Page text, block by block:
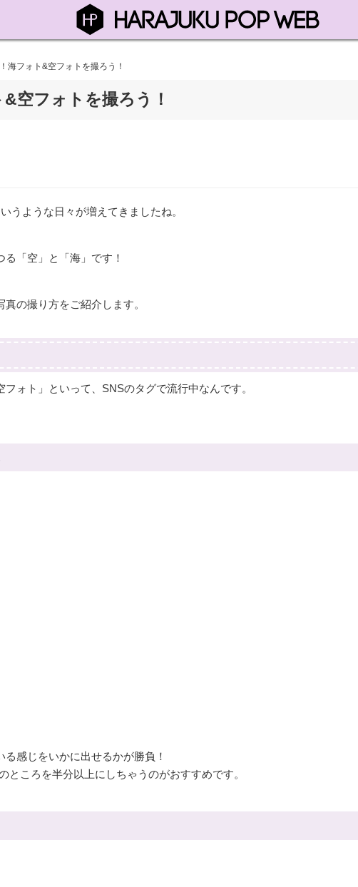
海フォト&空フォトを撮ろう！
空フォトを撮ろう！
うような日々が増えてきましたね。
「空」と「海」です！
の撮り方をご紹介します。
ォト」といって、SNSのタグで流行中なんです。
感じをいかに出せるかが勝負！
ころを半分以上にしちゃうのがおすすめです。